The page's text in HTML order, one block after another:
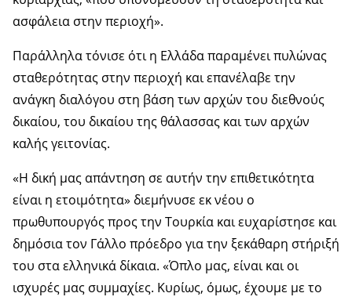
ασφάλεια στην περιοχή».
Παράλληλα τόνισε ότι η Ελλάδα παραμένει πυλώνας
σταθερότητας στην περιοχή και επανέλαβε την
ανάγκη διαλόγου στη βάση των αρχών του διεθνούς
δικαίου, του δικαίου της θάλασσας και των αρχών
καλής γειτονίας.
«Η δική μας απάντηση σε αυτήν την επιθετικότητα
είναι η ετοιμότητα» διεμήνυσε εκ νέου ο
πρωθυπουργός προς την Τουρκία και ευχαρίστησε και
δημόσια τον Γάλλο πρόεδρο για την ξεκάθαρη στήριξή
του στα ελληνικά δίκαια. «Όπλο μας, είναι και οι
ισχυρές μας συμμαχίες. Κυρίως, όμως, έχουμε με το